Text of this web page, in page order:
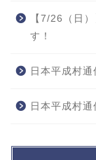
【7/26（日
す！
日本平成村
日本平成村